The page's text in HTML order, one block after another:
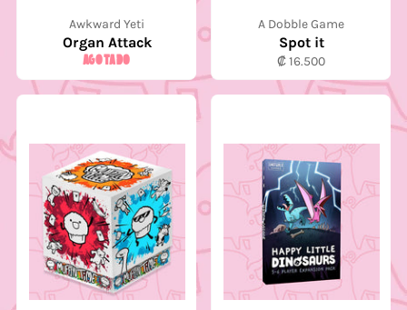
Awkward Yeti
Organ Attack
AGOTADO
A Dobble Game
Spot it
Precio
habitual
₡ 16.500